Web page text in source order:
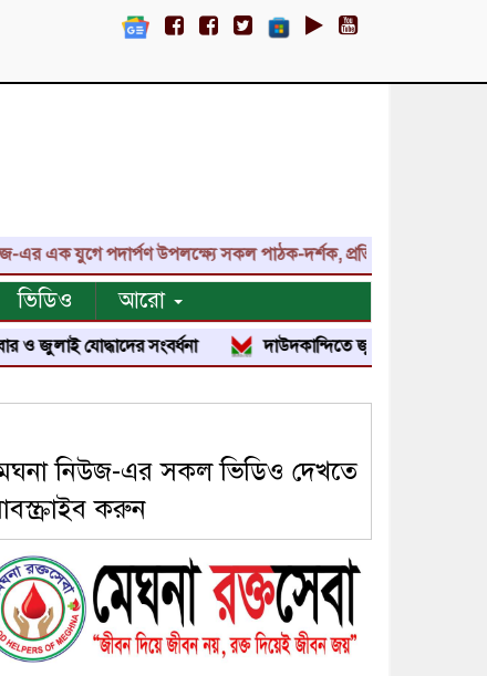
যুগে পদার্পণ উপলক্ষ্যে সকল পাঠক-দর্শক, প্রতিনিধি, শুভাকাঙ্ক্ষী,
ভিডিও আরো
সংবর্ধনা দাউদকান্দিতে জুলাই শহীদ পরিবার ও জুলাই
নিউজ-এর সকল ভিডিও দেখতে
করুন